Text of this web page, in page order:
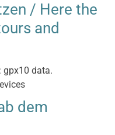
/ Here the
and
gpx10 data.
dem